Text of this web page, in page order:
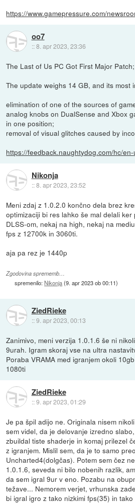
https://www.gamepressure.com/
oo7
::8. apr 2023, 23:36
The Last of Us PC Got First Major
The update weighs 14 GB, and its most
elimination of one of the sources of
analog knobs on DualSense and Xbox
in one position;
removal of visual glitches caused by
https://feedback.naughtydog.com/hc/en-
Nikonja
::8. apr 2023, 23:52
Meni zdaj z 1.0.2.0 končno dela brez
optimizaciji bi res lahko še mal delali
DLSS-om, nekaj na high, nekaj na
fps z 12700k in 3060ti.
aja pa rez je 1440p
Zgodovina sprememb…
spremenilo:Nikonja(9. apr 2023 ob 00:11)
ZiedRieke
::9. apr 2023, 00:13
Zanimivo, meni verzija 1.0.1.6 še ni
9urah. Igram skoraj vse na ultra
Poraba VRAMA med igranjem okoli
1080ti
ZiedRieke
::9. apr 2023, 01:29
Je pa špil adijo ne. Originala nisem
sem videl, da je delovanje izredno
zbuildal tiste shaderje in komaj prilezel
z igranjem. Mislil sem, da je to samo
Uncharted4(dolgčas). Potem sem čez
1.0.1.6, seveda ni bilo nobenih razlik,
da sem igral 9ur v eno. Pozabu na
težave... Nemorem verjet, vrhunska
bi igral igro z tako nizkimi fps(35) in